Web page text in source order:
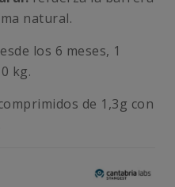
natural.
los 6 meses, 1
kg.
de 1,3g con